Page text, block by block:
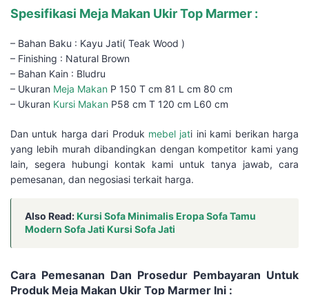
Spesifikasi Meja Makan Ukir Top Marmer :
– Bahan Baku : Kayu Jati( Teak Wood )
– Finishing : Natural Brown
– Bahan Kain : Bludru
– Ukuran Meja Makan P 150 T cm 81 L cm 80 cm
– Ukuran Kursi Makan P58 cm T 120 cm L60 cm
Dan untuk harga dari Produk mebel jati ini kami berikan harga
yang lebih murah dibandingkan dengan kompetitor kami yang
lain, segera hubungi kontak kami untuk tanya jawab, cara
pemesanan, dan negosiasi terkait harga.
Also Read:Kursi Sofa Minimalis Eropa Sofa Tamu
Modern Sofa Jati Kursi Sofa Jati
Cara Pemesanan Dan Prosedur Pembayaran Untuk
Produk Meja Makan Ukir Top Marmer Ini :